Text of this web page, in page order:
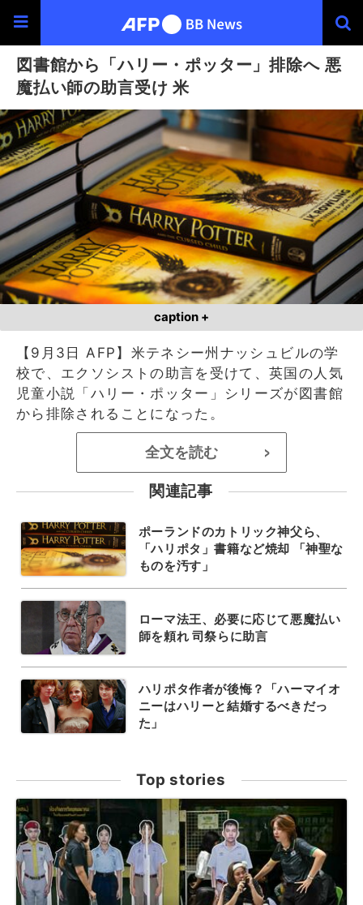
図書館から「ハリー・ポッター」排除へ 悪
魔払い師の助言受け 米
caption +
【9月3日 AFP】米テネシー州ナッシュビルの学
校で、エクソシストの助言を受けて、英国の人気
児童小説「ハリー・ポッター」シリーズが図書館
から排除されることになった。
全文を読む >
関連記事
ポーランドのカトリック神父ら、
「ハリポタ」書籍など焼却 「神聖な
ものを汚す」
ローマ法王、必要に応じて悪魔払い
師を頼れ 司祭らに助言
ハリポタ作者が後悔？「ハーマイオ
ニーはハリーと結婚するべきだっ
た」
Top stories